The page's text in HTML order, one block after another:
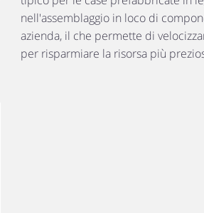
nell'assemblaggio in loco di
azienda, il che permette di
per risparmiare la risorsa più